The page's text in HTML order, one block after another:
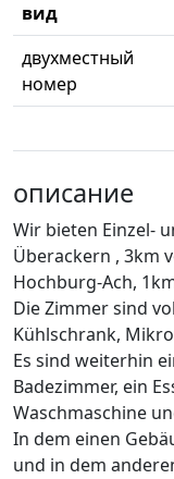
вид
двухместный
номер
описание
Wir bieten Einzel-
Überackern , 3km
Hochburg-Ach,
Die Zimmer sind
Kühlschrank,
Es sind weiterhin
Badezimmer, ein
Waschmaschine
In dem einen
und in dem